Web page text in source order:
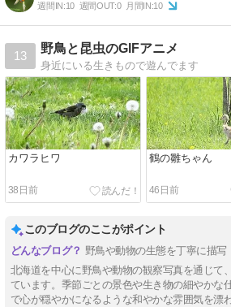
週間IN:10 週間OUT:0 月間IN:10
13
野鳥と昆虫のGIFアニメ
身近にいる生きもので遊んでます
カワラヒワ
38日前
鶴の雛ちゃん
46日前
このブログのここがポイント
野鳥や動物の生態を丁寧に描写
北海道を中心に野鳥や動物の観察写真を通じて
ています。季節ごとの景色や生き物の細やかな
で心が穏やかになるような和やかな雰囲気を漂